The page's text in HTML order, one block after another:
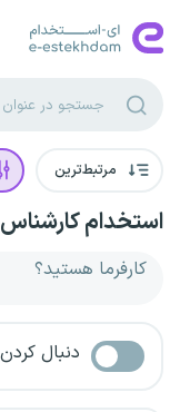
مرتبط‌ترین
استخدام کارشناس
کارفرما هستید؟
دنبال